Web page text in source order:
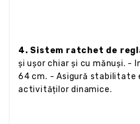
4. Sistem ratchet de
și ușor chiar și cu mănuși. -
64 cm. - Asigură stabilitate
activităților dinamice.